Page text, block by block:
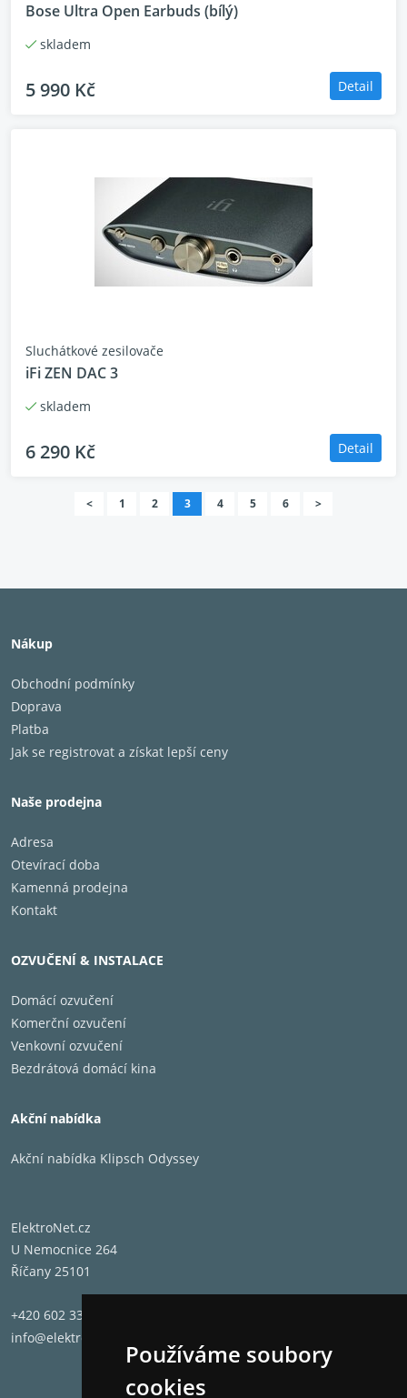
Používáme soubory
cookies
Bose Ultra Open Earbuds (bílý)
skladem
5 990 Kč Detail
Sluchátkové zesilovače
iFi ZEN DAC 3
skladem
6 290 Kč Detail
< 1 2 3 4 5 6 >
Nákup
Obchodní podmínky
Doprava
Platba
Jak se registrovat a získat lepší ceny
Naše prodejna
Adresa
Otevírací doba
Kamenná prodejna
Kontakt
OZVUČENÍ & INSTALACE
Domácí ozvučení
Komerční ozvučení
Venkovní ozvučení
Bezdrátová domácí kina
Akční nabídka
Akční nabídka Klipsch Odyssey
ElektroNet.cz
U Nemocnice 264
Říčany 25101
+420 602 331 662
info@elektronet.cz